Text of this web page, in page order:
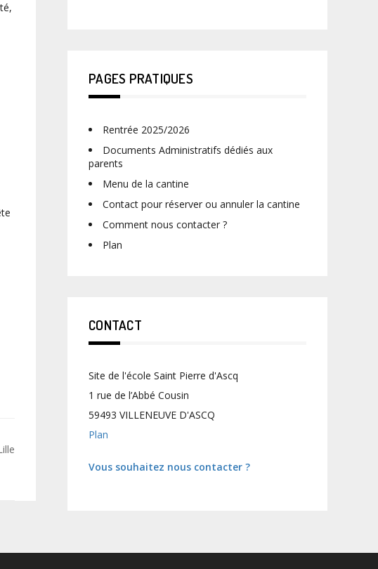
PAGES PRATIQUES
Rentrée 2025/2026
Documents Administratifs dédiés aux
parents
Menu de la cantine
Contact pour réserver ou annuler la cantine
Comment nous contacter ?
Plan
CONTACT
Site de l'école Saint Pierre d'Ascq
1 rue de l’Abbé Cousin
59493 VILLENEUVE D'ASCQ
Plan
Vous souhaitez nous contacter ?